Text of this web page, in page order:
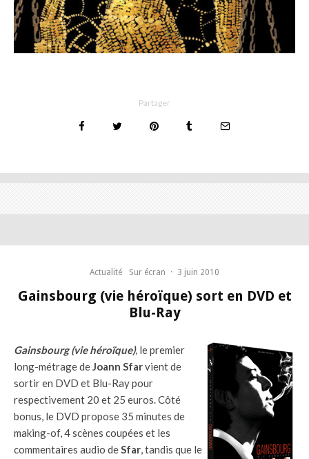
Partager
Actualité Sur écran · 3 juin 2010
Gainsbourg (vie héroïque) sort en DVD et
Blu-Ray
Gainsbourg (vie héroïque), le premier
long-métrage deJoann Sfarvient de
sortir en DVD et Blu-Ray pour
respectivement 20 et 25 euros. Côté
bonus, le DVD propose 35 minutes de
making-of, 4 scènes coupées et les
commentaires audio deSfar, tandis que le